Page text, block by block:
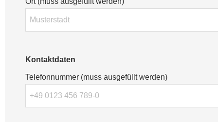
Kontaktdaten
Telefonnummer (muss ausgefüllt werden)